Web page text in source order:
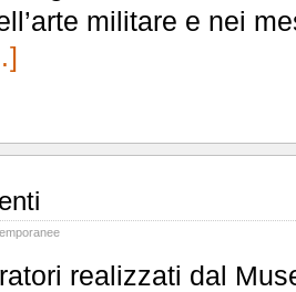
militare e nei
realizzati dal